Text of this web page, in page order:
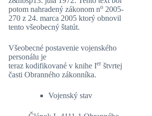
potom nahradený zákonom no 2005-
270 z 24. marca 2005 ktorý obnovil
tento všeobecný štatút.
Všeobecné postavenie vojenského
personálu je
teraz kodifikované v knihe Ier štvrtej
časti Obranného zákonníka.
Vojenský stav